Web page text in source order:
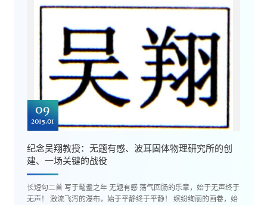
09
2015.01
纪念吴翔教授：无题有感、波耳固体物理研究所的创
建、一场关键的战役
长短句二首 写于髦耋之年 无题有感 荡气回肠的乐章，始于无声终于
无声！ 激流飞泻的瀑布，始于平静终于平静！ 缤纷绚丽的画卷，始